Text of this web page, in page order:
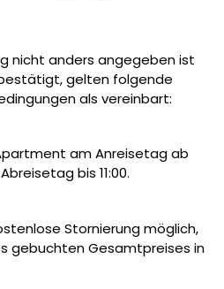
nicht anders angegeben ist
gelten folgende
als vereinbart:
am Anreisetag ab
bis 11:00.
Stornierung möglich,
gebuchten Gesamtpreises in